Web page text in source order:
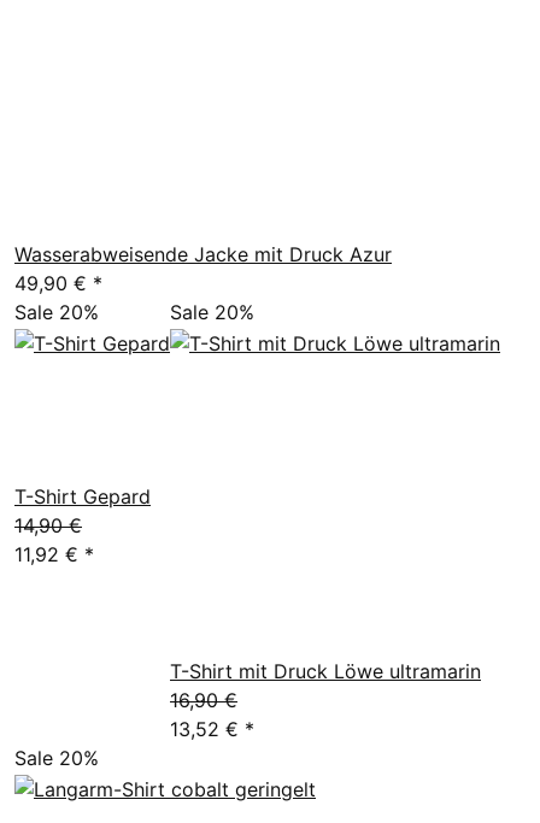
Wasserabweisende Jacke mit Druck Azur
49,90 € *
Sale 20%
T-Shirt Gepard
14,90 €
11,92 € *
Sale 20%
T-Shirt mit Druck Löwe ultramarin
16,90 €
13,52 € *
Sale 20%